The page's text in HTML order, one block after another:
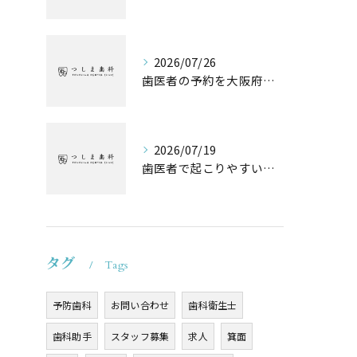
2026/07/26
歯医者の予約を大阪府池田市高槻市でスムーズに取るためのポイントと失敗しない選び方
2026/07/19
歯医者で起こりやすい子供のトラブルと自宅でできるケア方法
タグ Tags
予防歯科 お問い合わせ 歯科衛生士
歯科助手 スタッフ募集 求人 箕面